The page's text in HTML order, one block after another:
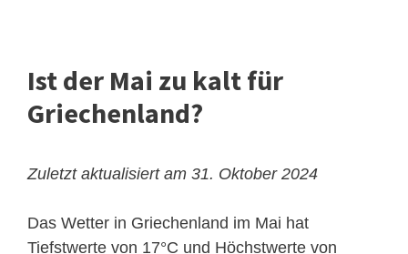
Ist der Mai zu kalt für
Griechenland?
Zuletzt aktualisiert am 31. Oktober 2024
Das Wetter in Griechenland im Mai hat
Tiefstwerte von 17°C und Höchstwerte von